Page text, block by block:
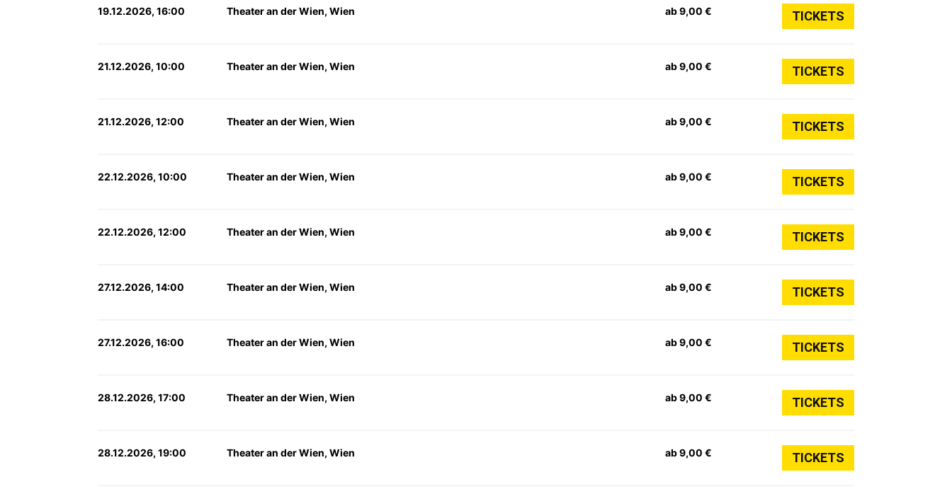
19.12.2026, 16:00 Theater an der Wien, Wien ab 9,00 € TICKETS
21.12.2026, 10:00 Theater an der Wien, Wien ab 9,00 € TICKETS
21.12.2026, 12:00 Theater an der Wien, Wien ab 9,00 € TICKETS
22.12.2026, 10:00 Theater an der Wien, Wien ab 9,00 € TICKETS
22.12.2026, 12:00 Theater an der Wien, Wien ab 9,00 € TICKETS
27.12.2026, 14:00 Theater an der Wien, Wien ab 9,00 € TICKETS
27.12.2026, 16:00 Theater an der Wien, Wien ab 9,00 € TICKETS
28.12.2026, 17:00 Theater an der Wien, Wien ab 9,00 € TICKETS
28.12.2026, 19:00 Theater an der Wien, Wien ab 9,00 € TICKETS